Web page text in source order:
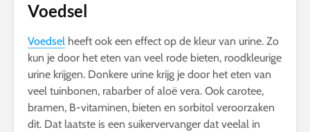
Voedsel
Voedsel heeft ook een effect op de kleur van urine. Zo
kun je door het eten van veel rode bieten, roodkleurige
urine krijgen. Donkere urine krijg je door het eten van
veel tuinbonen, rabarber of aloë vera. Ook carotee,
bramen, B-vitaminen, bieten en sorbitol veroorzaken
dit. Dat laatste is een suikervervanger dat veelal in